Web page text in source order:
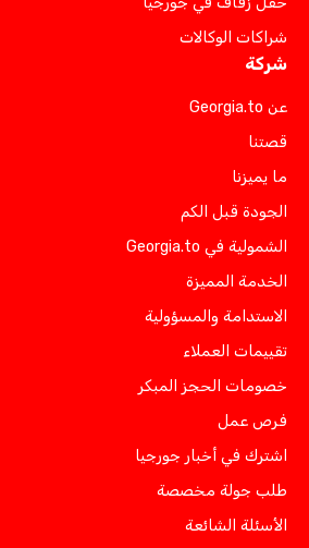
شراكات الوكالات
شركة
عن Georgia.to
قصتنا
ما يميزنا
الجودة قبل الكم
الشمولية في Georgia.to
الخدمة المميزة
الاستدامة والمسؤولية
تقييمات العملاء
خصومات الحجز المبكر
فرص عمل
اشترك في أخبار جورجيا
طلب جولة مخصصة
الأسئلة الشائعة